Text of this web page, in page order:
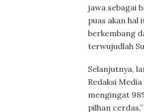
jawa sebagai
puas akan hal
berkembang
terwujudlah
Selanjutnya,
Redaksi
mengingat
pilhan